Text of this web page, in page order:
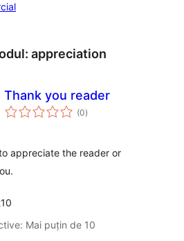
appreciation
Thank you reader
(0total
aprecieri
)
appreciate the reader or
Mai puțin de 10